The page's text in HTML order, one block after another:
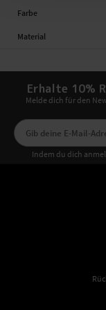
Farbe
Material
Erhalte 10%
Melde dich für den
Indem du dich